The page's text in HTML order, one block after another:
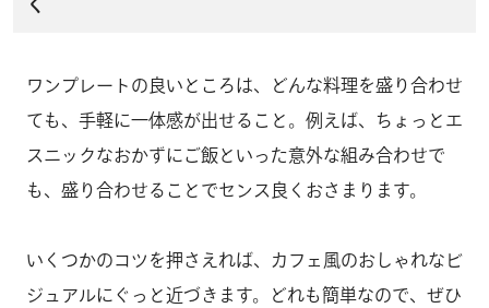
ワンプレートの良いところは、どんな料理を盛り合わせ
ても、手軽に一体感が出せること。例えば、ちょっとエ
スニックなおかずにご飯といった意外な組み合わせで
も、盛り合わせることでセンス良くおさまります。
いくつかのコツを押さえれば、カフェ風のおしゃれなビ
ジュアルにぐっと近づきます。どれも簡単なので、ぜひ